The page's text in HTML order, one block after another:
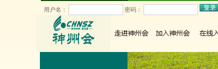
用户名： 密码：